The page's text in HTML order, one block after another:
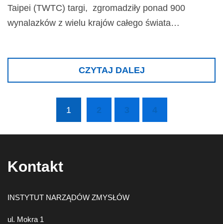
Taipei (TWTC) targi, zgromadziły ponad 900
wynalazków z wielu krajów całego świata…
CZYTAJ DALEJ
1
2 3 4
Kontakt
INSTYTUT NARZĄDÓW ZMYSŁÓW
ul. Mokra 1